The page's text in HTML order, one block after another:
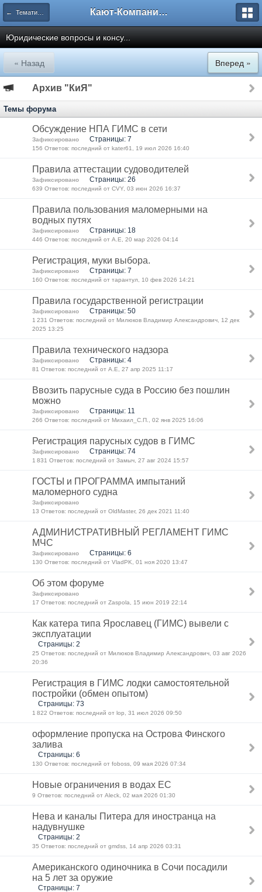
← Тематические форумы Кают-Компания "Катера и Яхты"
Юридические вопросы и консу...
« Назад Вперед »
Архив "КиЯ"
Темы форума
Обсуждение НПА ГИМС в сети
Зафиксировано Страницы: 7
156 Ответов: последний от kater61, 19 июл 2026 16:40
Правила аттестации судоводителей
Зафиксировано Страницы: 26
639 Ответов: последний от CVY, 03 июн 2026 16:37
Правила пользования маломерными на
водных путях
Зафиксировано Страницы: 18
446 Ответов: последний от A.E, 20 мар 2026 04:14
Регистрация, муки выбора.
Зафиксировано Страницы: 7
160 Ответов: последний от тарантул, 10 фев 2026 14:21
Правила государственной регистрации
Зафиксировано Страницы: 50
1 231 Ответов: последний от Милюков Владимир Александрович, 12 дек
2025 13:25
Правила технического надзора
Зафиксировано Страницы: 4
81 Ответов: последний от A.E, 27 апр 2025 11:17
Ввозить парусные суда в Россию без пошлин
можно
Зафиксировано Страницы: 11
266 Ответов: последний от Михаил_С.П., 02 янв 2025 16:06
Регистрация парусных судов в ГИМС
Зафиксировано Страницы: 74
1 831 Ответов: последний от Замыч, 27 авг 2024 15:57
ГОСТЫ и ПРОГРАММА импытаний
маломерного судна
Зафиксировано
13 Ответов: последний от OldMaster, 26 дек 2021 11:40
АДМИНИСТРАТИВНЫЙ РЕГЛАМЕНТ ГИМС
МЧС
Зафиксировано Страницы: 6
130 Ответов: последний от VladPK, 01 ноя 2020 13:47
Об этом форуме
Зафиксировано
17 Ответов: последний от Zaspola, 15 июн 2019 22:14
Как катера типа Ярославец (ГИМС) вывели с
эксплуатации
Страницы: 2
25 Ответов: последний от Милюков Владимир Александрович, 03 авг 2026
20:36
Регистрация в ГИМС лодки самостоятельной
постройки (обмен опытом)
Страницы: 73
1 822 Ответов: последний от lop, 31 июл 2026 09:50
оформление пропуска на Острова Финского
залива
Страницы: 6
130 Ответов: последний от foboss, 09 мая 2026 07:34
Новые ограничения в водах ЕС
9 Ответов: последний от Aleck, 02 мая 2026 01:30
Нева и каналы Питера для иностранца на
надувнушке
Страницы: 2
35 Ответов: последний от gmdss, 14 апр 2026 03:31
Американского одиночника в Сочи посадили
на 5 лет за оружие
Страницы: 7